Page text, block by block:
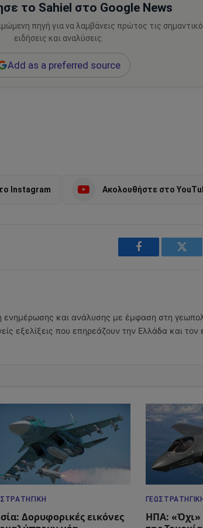
το Sahiel στο Google News
πηγή για να λαμβάνεις πρώτος τις
ειδήσεις και αναλύσεις.
Add as a preferred source
Instagram Ακολουθήστε στο
Facebook
και ανάλυσης με έμφαση στη
εξελίξεις που επηρεάζουν την Ελλάδα και τον
Δορυφορικές εικόνες
ΓΕΩΣΤΡΑΤΗΓΙΚΉ
ΗΠΑ: «Όχι»